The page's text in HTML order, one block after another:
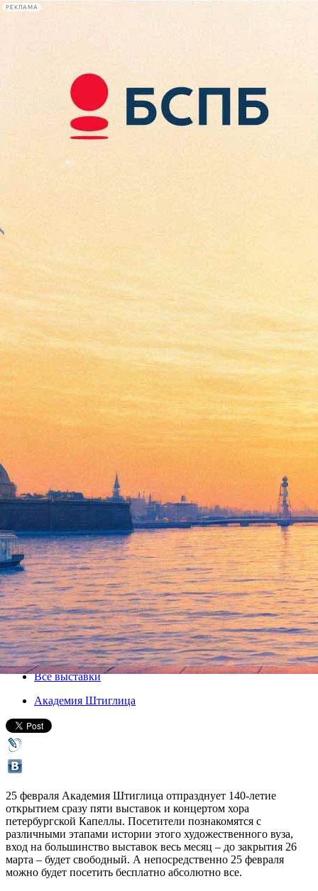
РЕКЛАМА
Сегодня:
2026.08.08
00:19
Афиша Plus
Академия Штиглица отметит
юбилей пятью выставками
25 февраля 2016, четверг,14.30-25 марта 2016, пятница
Версия для печати
Все выставки
Академия Штиглица
25 февраля Академия Штиглица отпразднует 140-летие
открытием сразу пяти выставок и концертом хора
петербургской Капеллы. Посетители познакомятся с
различными этапами истории этого художественного вуза,
вход на большинство выставок весь месяц – до закрытия 26
марта – будет свободный. А непосредственно 25 февраля
можно будет посетить бесплатно абсолютно все.